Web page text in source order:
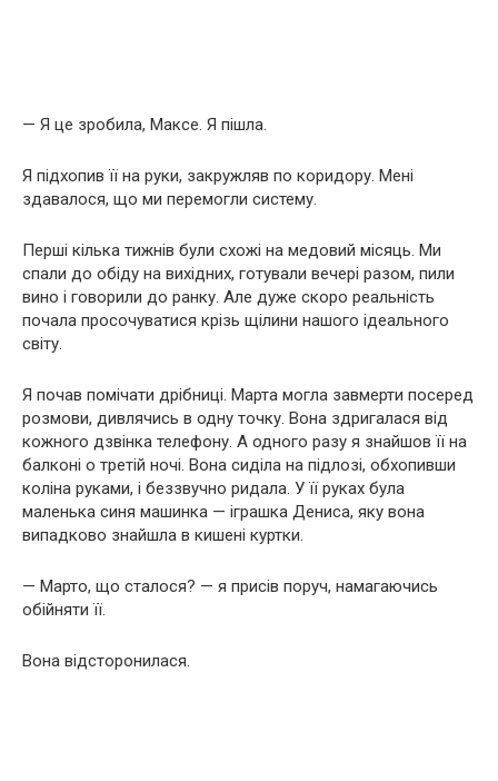
— Я це зробила, Максе. Я пішла.
Я підхопив її на руки, закружляв по коридору. Мені
здавалося, що ми перемогли систему.
Перші кілька тижнів були схожі на медовий місяць. Ми
спали до обіду на вихідних, готували вечері разом, пили
вино і говорили до ранку. Але дуже скоро реальність
почала просочуватися крізь щілини нашого ідеального
світу.
Я почав помічати дрібниці. Марта могла завмерти посеред
розмови, дивлячись в одну точку. Вона здригалася від
кожного дзвінка телефону. А одного разу я знайшов її на
балконі о третій ночі. Вона сиділа на підлозі, обхопивши
коліна руками, і беззвучно ридала. У її руках була
маленька синя машинка — іграшка Дениса, яку вона
випадково знайшла в кишені куртки.
— Марто, що сталося? — я присів поруч, намагаючись
обійняти її.
Вона відсторонилася.